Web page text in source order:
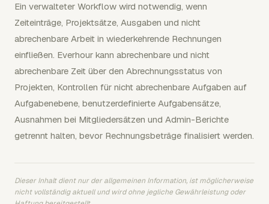
Ein verwalteter Workflow wird notwendig, wenn
Zeiteinträge, Projektsätze, Ausgaben und nicht
abrechenbare Arbeit in wiederkehrende Rechnungen
einfließen. Everhour kann abrechenbare und nicht
abrechenbare Zeit über den Abrechnungsstatus von
Projekten, Kontrollen für nicht abrechenbare Aufgaben auf
Aufgabenebene, benutzerdefinierte Aufgabensätze,
Ausnahmen bei Mitgliedersätzen und Admin-Berichte
getrennt halten, bevor Rechnungsbeträge finalisiert werden.
Dieser Inhalt dient nur der allgemeinen Information, ist möglicherweise
nicht vollständig aktuell und wird ohne jegliche Gewährleistung oder